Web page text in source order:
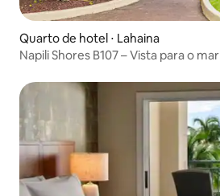
Quarto de hotel ⋅ Lahaina
Napili Shores B107 – Vista para o mar